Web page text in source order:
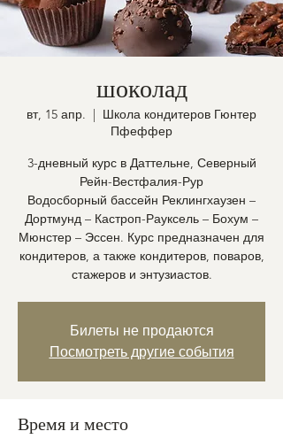
шоколад
вт, 15 апр.
  |
Школа кондитеров Гюнтер
Пфеффер
3-дневный курс в Даттельне, Северный
Рейн-Вестфалия-Рур
Водосборный бассейн Реклингхаузен –
Дортмунд – Кастроп-Рауксель – Бохум –
Мюнстер – Эссен. Курс предназначен для
кондитеров, а также кондитеров, поваров,
стажеров и энтузиастов.
Билеты не продаются
Посмотреть другие события
Время и место